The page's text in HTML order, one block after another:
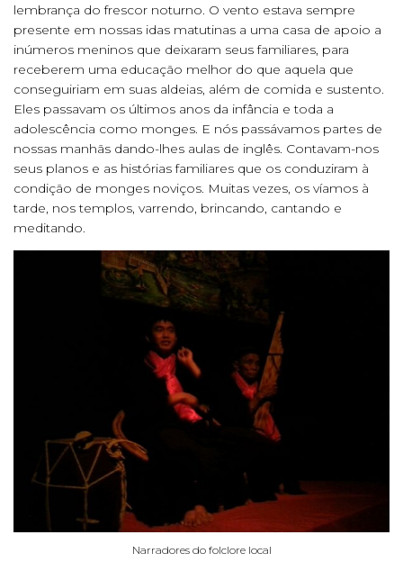
lembrança do frescor noturno. O vento estava sempre
presente em nossas idas matutinas a uma casa de apoio a
inúmeros meninos que deixaram seus familiares, para
receberem uma educação melhor do que aquela que
conseguiriam em suas aldeias, além de comida e sustento.
Eles passavam os últimos anos da infância e toda a
adolescência como monges. E nós passávamos partes de
nossas manhãs dando-lhes aulas de inglês. Contavam-nos
seus planos e as histórias familiares que os conduziram à
condição de monges noviços. Muitas vezes, os víamos à
tarde, nos templos, varrendo, brincando, cantando e
meditando.
Narradores do folclore local